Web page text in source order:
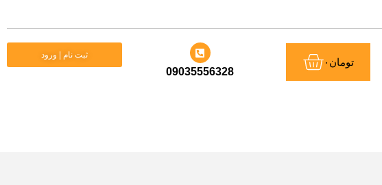
تومان ۰سبد
خرید
09035556328
ثبت نام | ورود